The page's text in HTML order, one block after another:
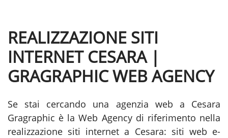
REALIZZAZIONE SITI
INTERNET CESARA |
GRAGRAPHIC WEB AGENCY
Se stai cercando una agenzia web a Cesara
Gragraphic è la Web Agency di riferimento nella
realizzazione siti internet a Cesara: siti web e-